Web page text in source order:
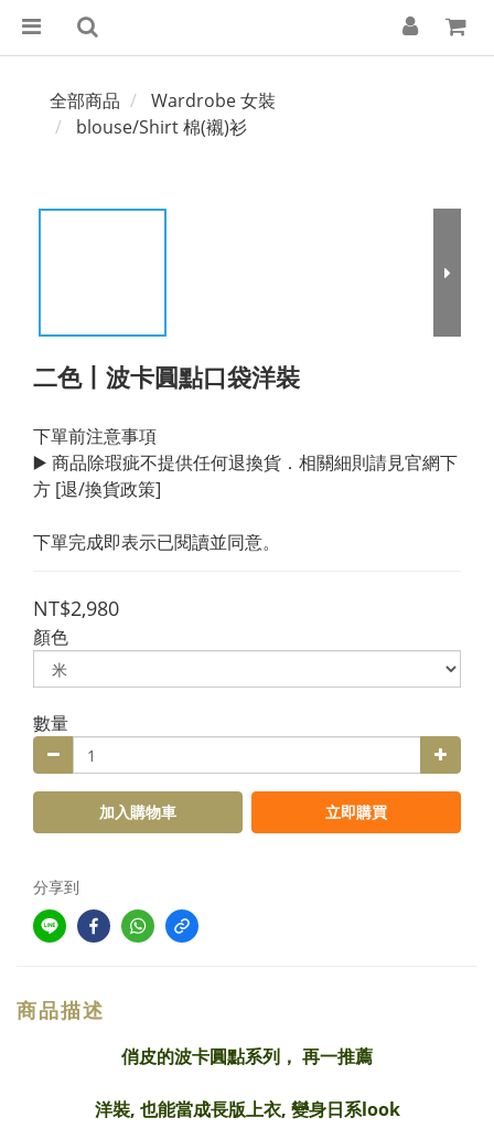
全部商品
Wardrobe 女裝
blouse/Shirt 棉(襯)衫
二色丨波卡圓點口袋洋裝
下單前注意事項
▶️ 商品除瑕疵不提供任何退換貨．相關細則請見官網下
方 [退/換貨政策]
下單完成即表示已閱讀並同意。
NT$2,980
顏色
數量
加入購物車 立即購買
分享到
商品描述
俏皮的波卡圓點系列， 再一推薦
洋裝, 也能當成長版上衣, 變身日系look